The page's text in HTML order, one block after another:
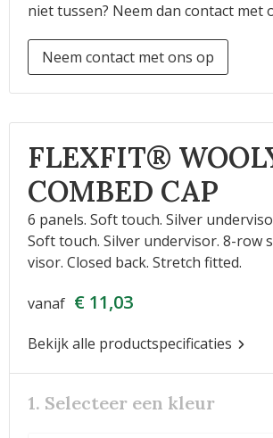
niet tussen? Neem dan contact met
Neem contact met ons op
FLEXFIT®
COMBED CAP
6 panels. Soft touch. Silver
Soft touch. Silver undervisor. 8-row
visor. Closed back. Stretch fitted.
vanaf € 11,03
Bekijk alle productspecificaties
1. Selecteer een kleur